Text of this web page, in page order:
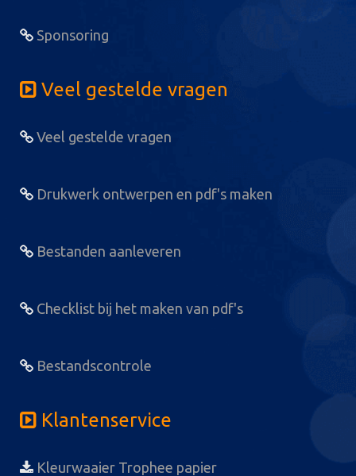
Sponsoring
Veel gestelde vragen
Veel gestelde vragen
Drukwerk ontwerpen en pdf's maken
Bestanden aanleveren
Checklist bij het maken van pdf's
Bestandscontrole
Klantenservice
Kleurwaaier Trophee papier